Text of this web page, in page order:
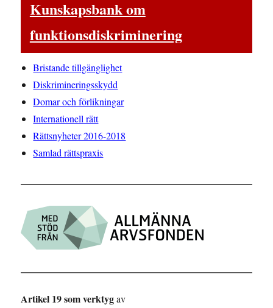
Kunskapsbank om
funktionsdiskriminering
Bristande tillgänglighet
Diskrimineringsskydd
Domar och förlikningar
Internationell rätt
Rättsnyheter 2016-2018
Samlad rättspraxis
Artikel 19 som verktygav